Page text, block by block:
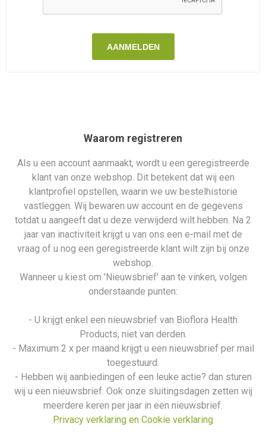
AANMELDEN
Waarom registreren
Als u een account aanmaakt, wordt u een geregistreerde
klant van onze webshop. Dit betekent dat wij een
klantprofiel opstellen, waarin we uw bestelhistorie
vastleggen. Wij bewaren uw account en de gegevens
totdat u aangeeft dat u deze verwijderd wilt hebben. Na 2
jaar van inactiviteit krijgt u van ons een e-mail met de
vraag of u nog een geregistreerde klant wilt zijn bij onze
webshop.
Wanneer u kiest om 'Nieuwsbrief' aan te vinken, volgen
onderstaande punten:
- U krijgt enkel een nieuwsbrief van Bioflora Health
Products, niet van derden.
- Maximum 2 x per maand krijgt u een nieuwsbrief per mail
toegestuurd.
- Hebben wij aanbiedingen of een leuke actie? dan sturen
wij u een nieuwsbrief. Ook onze sluitingsdagen zetten wij
meerdere keren per jaar in een nieuwsbrief.
Privacy verklaring en Cookie verklaring